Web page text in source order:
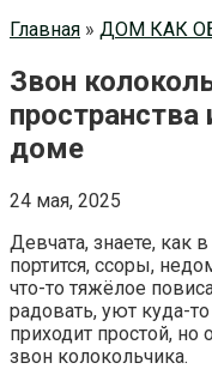
Главная » ДОМ КАК
Звон
пространства
доме
24 мая, 2025
Девчата, знаете, как
портится, ссоры,
что-то тяжёлое
радовать, уют куда-
приходит простой,
звон колокольчика.